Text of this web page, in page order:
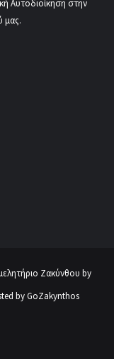
Αυτοδιοίκηση στην
μας.
Ζακύνθου by
byGoZakynthos